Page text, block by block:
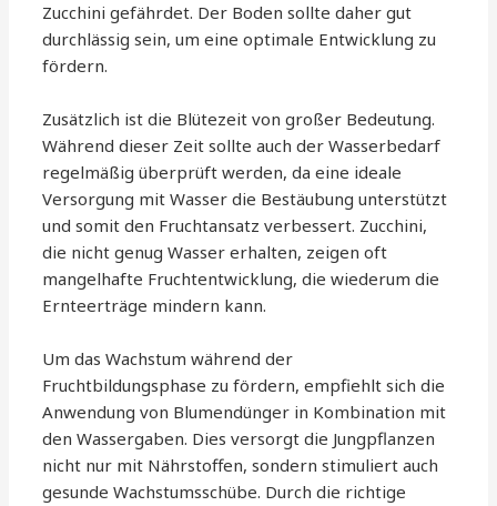
Zucchini gefährdet. Der Boden sollte daher gut
durchlässig sein, um eine optimale Entwicklung zu
fördern.
Zusätzlich ist die Blütezeit von großer Bedeutung.
Während dieser Zeit sollte auch der Wasserbedarf
regelmäßig überprüft werden, da eine ideale
Versorgung mit Wasser die Bestäubung unterstützt
und somit den Fruchtansatz verbessert. Zucchini,
die nicht genug Wasser erhalten, zeigen oft
mangelhafte Fruchtentwicklung, die wiederum die
Ernteerträge mindern kann.
Um das Wachstum während der
Fruchtbildungsphase zu fördern, empfiehlt sich die
Anwendung von Blumendünger in Kombination mit
den Wassergaben. Dies versorgt die Jungpflanzen
nicht nur mit Nährstoffen, sondern stimuliert auch
gesunde Wachstumsschübe. Durch die richtige